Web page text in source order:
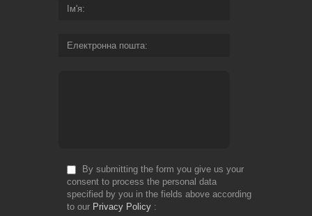
Ім'я
Електронна пошта
By submitting the form you give us your
consent to process the personal data
specified by you in the fields above according
to our Privacy Policy